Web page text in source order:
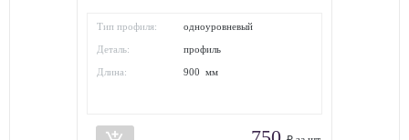
Тип профиля: одноуровневый
Деталь: профиль
Длина: 900 мм